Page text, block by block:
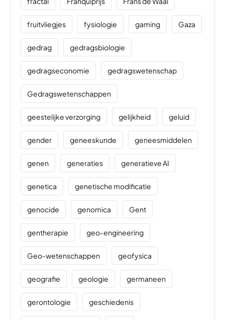
fruitvliegjes fysiologie gaming Gaza
gedrag gedragsbiologie
gedragseconomie gedragswetenschap
Gedragswetenschappen
geestelijke verzorging gelijkheid geluid
gender geneeskunde geneesmiddelen
genen generaties generatieve AI
genetica genetische modificatie
genocide genomica Gent
gentherapie geo-engineering
Geo-wetenschappen geofysica
geografie geologie germaneen
gerontologie geschiedenis